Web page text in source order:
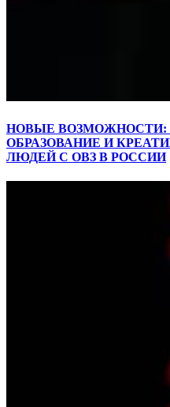
НОВЫЕ
ОБРАЗОВАНИЕ И
ЛЮДЕЙ С ОВЗ В РОССИИ